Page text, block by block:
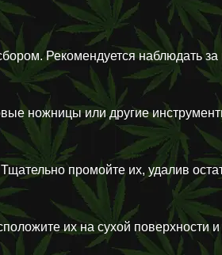
Рекомендуется наблюдать
ножницы или другие
промойте их, удалив
их на сухой поверхности